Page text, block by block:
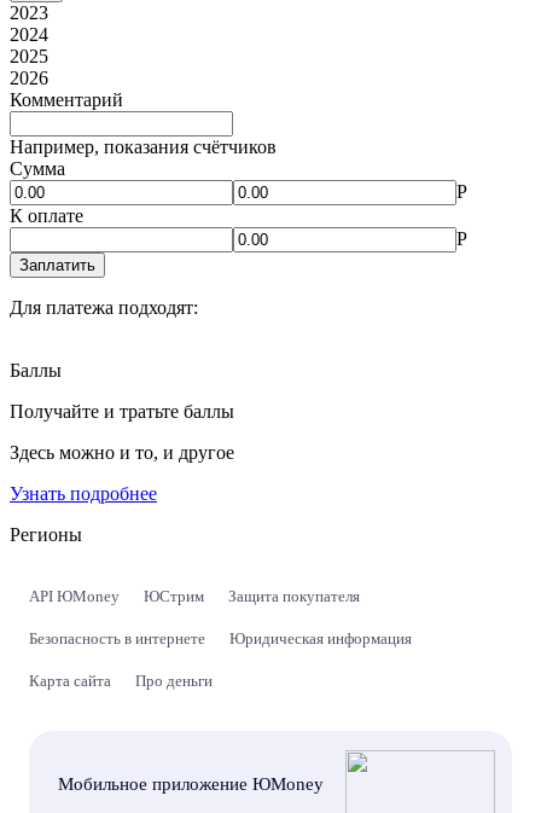
2023
2024
2025
2026
Комментарий
Например, показания счётчиков
Сумма
Р
К оплате
Р
Заплатить
Для платежа подходят:
Баллы
Получайте и тратьте баллы
Здесь можно и то, и другое
Узнать подробнее
Регионы
API ЮMoney ЮСтрим Защита покупателя
Безопасность в интернете Юридическая информация
Карта сайта Про деньги
Мобильное приложение ЮMoney